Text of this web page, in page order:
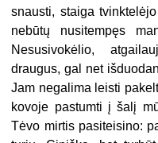
snausti, staiga
nebūtų nusitempęs
Nesusivokėlio,
draugus, gal net
Jam negalima leisti
kovoje pastumti į šalį
Tėvo mirtis pasiteisino: